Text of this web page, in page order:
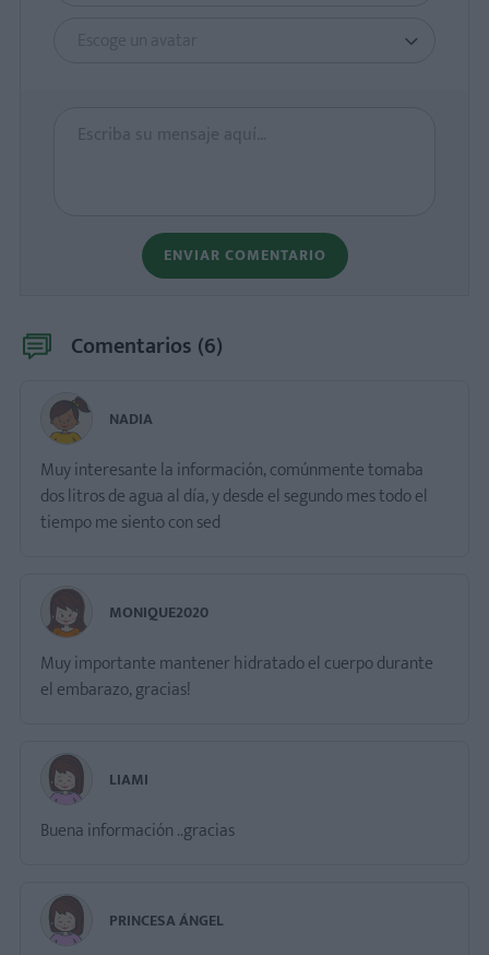
Escoge un avatar
ENVIAR COMENTARIO
Comentarios (6)
NADIA
Muy interesante la información, comúnmente tomaba
dos litros de agua al día, y desde el segundo mes todo el
tiempo me siento con sed
MONIQUE2020
Muy importante mantener hidratado el cuerpo durante
el embarazo, gracias!
LIAMI
Buena información ..gracias
PRINCESA ÁNGEL